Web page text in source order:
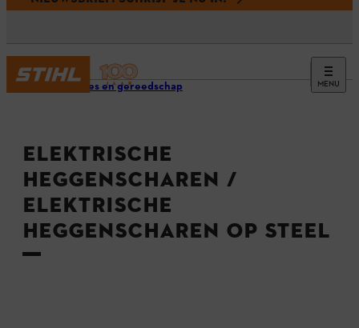
MENU
Machines en gereedschap
ELEKTRISCHE
HEGGENSCHAREN /
ELEKTRISCHE
HEGGENSCHAREN OP STEEL